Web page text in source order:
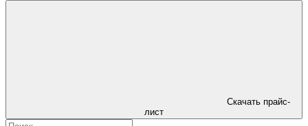
Скачать прайс-
лист